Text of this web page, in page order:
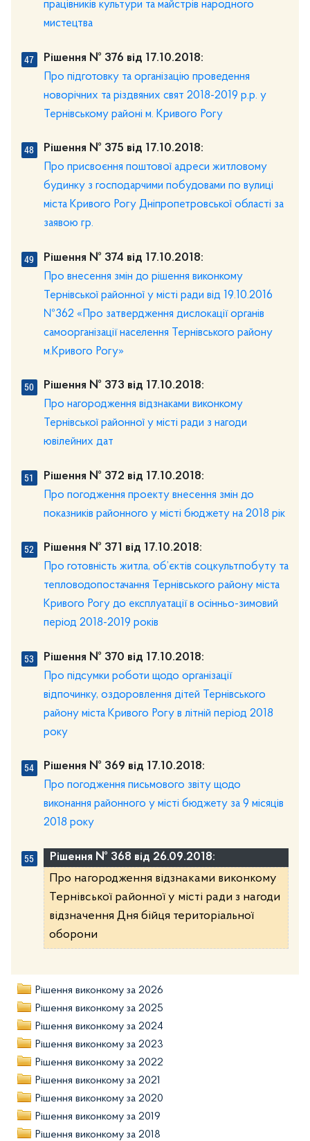
працівників культури та майстрів народного
мистецтва
Рішення № 376 від 17.10.2018:
Про підготовку та організацію проведення
новорічних та різдвяних свят 2018-2019 p.p. у
Тернівському районі м. Кривого Рогу
Рішення № 375 від 17.10.2018:
Про присвоєння поштової адреси житловому
будинку з господарчими побудовами по вулиці
міста Кривого Рогу Дніпропетровської області за
заявою гр.
Рішення № 374 від 17.10.2018:
Про внесення змін до рішення виконкому
Тернівської районної у місті ради від 19.10.2016
№362 «Про затвердження дислокації органів
самоорганізації населення Тернівського району
м.Кривого Рогу»
Рішення № 373 від 17.10.2018:
Про нагородження відзнаками виконкому
Тернівської районної у місті ради з нагоди
ювілейних дат
Рішення № 372 від 17.10.2018:
Про погодження проекту внесення змін до
показників районного у місті бюджету на 2018 рік
Рішення № 371 від 17.10.2018:
Про готовність житла, об’єктів соцкультпобуту та
тепловодопостачання Тернівського району міста
Кривого Рогу до експлуатації в осінньо-зимовий
період 2018-2019 років
Рішення № 370 від 17.10.2018:
Про підсумки роботи щодо організації
відпочинку, оздоровлення дітей Тернівського
району міста Кривого Рогу в літній період 2018
року
Рішення № 369 від 17.10.2018:
Про погодження письмового звіту щодо
виконання районного у місті бюджету за 9 місяців
2018 року
Рішення № 368 від 26.09.2018:
Про нагородження відзнаками виконкому
Тернівської районної у місті ради з нагоди
відзначення Дня бійця територіальної
оборони
Рішення виконкому за 2026
Рішення виконкому за 2025
Рішення виконкому за 2024
Рішення виконкому за 2023
Рішення виконкому за 2022
Рішення виконкому за 2021
Рішення виконкому за 2020
Рішення виконкому за 2019
Рішення виконкому за 2018